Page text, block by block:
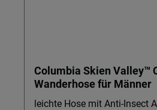
Columbia Skien Valley™
Wanderhose für Männer
leichte Hose mit Anti-Insect